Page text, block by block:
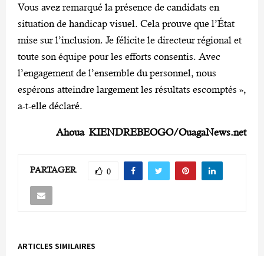
Vous avez remarqué la présence de candidats en
situation de handicap visuel. Cela prouve que l’État
mise sur l’inclusion. Je félicite le directeur régional et
toute son équipe pour les efforts consentis. Avec
l’engagement de l’ensemble du personnel, nous
espérons atteindre largement les résultats escomptés »,
a-t-elle déclaré.
Ahoua KIENDREBEOGO/OuagaNews.net
PARTAGER 0
ARTICLES SIMILAIRES